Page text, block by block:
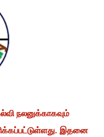
நலனுக்காகவும்
இதனை